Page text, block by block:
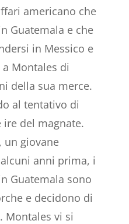
americano che
Guatemala e che
in Messico e
Montales di
della sua merce.
al tentativo di
ire del magnate.
un giovane
anni prima, i
Guatemala sono
e decidono di
Montales vi si